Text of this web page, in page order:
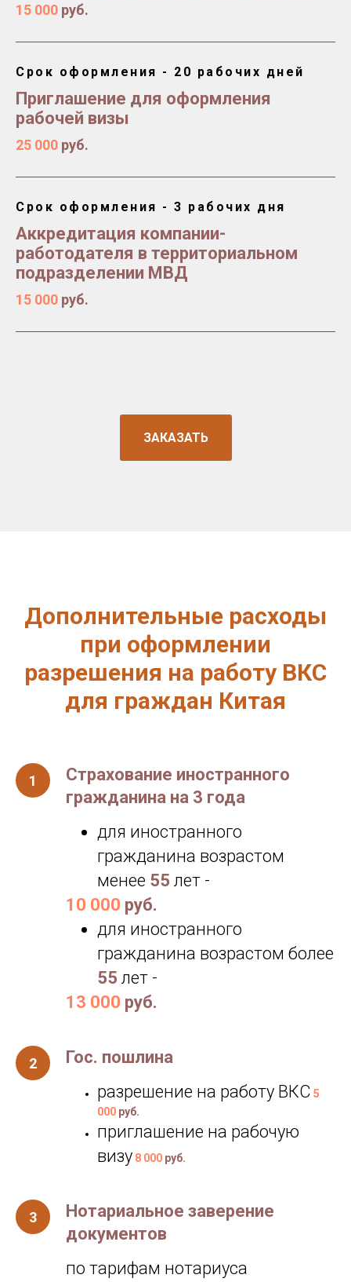
15 000 руб.
Срок оформления - 20 рабочих дней
Приглашение для оформления
рабочей визы
25 000 руб.
Срок оформления - 3 рабочих дня
Аккредитация компании-
работодателя в территориальном
подразделении МВД
15 000 руб.
ЗАКАЗАТЬ
Дополнительные расходы
при оформлении
разрешения на работу ВКС
для граждан Китая
Страхование иностранного
гражданина на 3 года
для иностранного
гражданина возрастом
менее 55 лет -
10 000 руб.
для иностранного
гражданина возрастом более
55 лет -
13 000 руб.
Гос. пошлина
разрешение на работу ВКС 5
000 руб.
приглашение на рабочую
визу 8 000 руб.
Нотариальное заверение
документов
по тарифам нотариуса